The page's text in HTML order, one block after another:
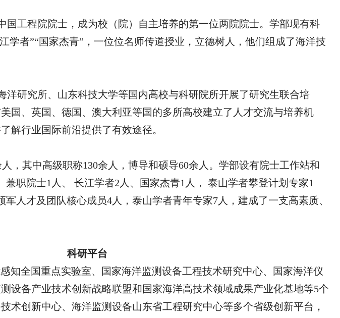
国工程院院士，成为校（院）自主培养的第一位两院院士。学部现有科
学者”“国家杰青”，一位位名师传道授业，立德树人，他们组成了海洋技
洋研究所、山东科技大学等国内高校与科研院所开展了研究生联合培
国、英国、德国、澳大利亚等国的多所高校建立了人才交流与培养机
解行业国际前沿提供了有效途径。
人，其中高级职称130余人，博导和硕导60余人。学部设有院士工作站和
职院士1人、 长江学者2人、国家杰青1人， 泰山学者攀登计划专家1
军人才及团队核心成员4人，泰山学者青年专家7人，建成了一支高素质、
科研平台
知全国重点实验室、
国家海洋监测设备工程技术研究中心、国家海洋仪
设备产业技术创新战略联盟和国家海洋高技术领域成果产业化基地等5个
术创新中心、 海洋监测设备山东省工程研究中心等多个省级创新平台，